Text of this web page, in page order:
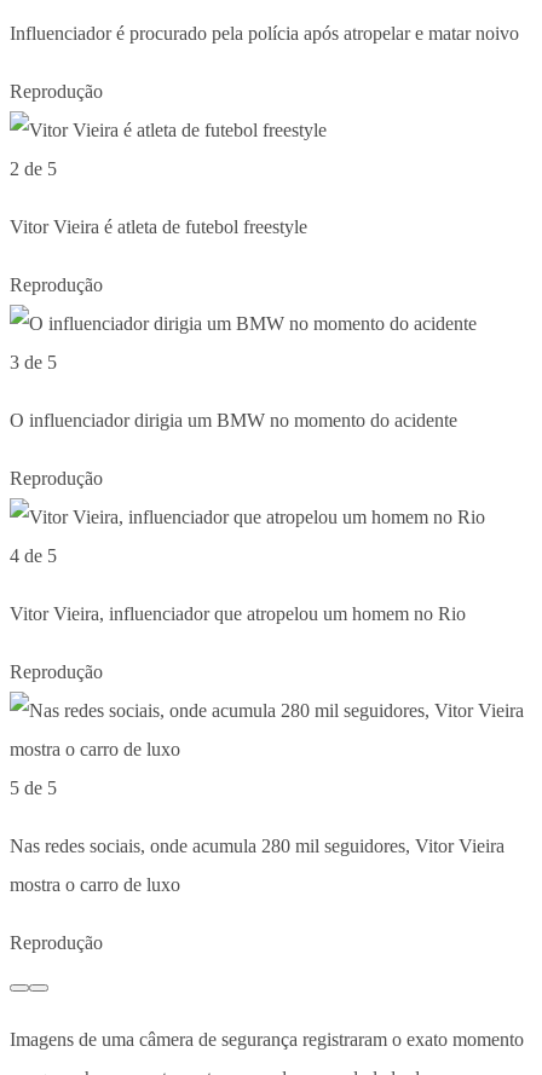
Influenciador é procurado pela polícia após atropelar e matar noivo
Reprodução
2 de 5
Vitor Vieira é atleta de futebol freestyle
Reprodução
3 de 5
O influenciador dirigia um BMW no momento do acidente
Reprodução
4 de 5
Vitor Vieira, influenciador que atropelou um homem no Rio
Reprodução
5 de 5
Nas redes sociais, onde acumula 280 mil seguidores, Vitor Vieira
mostra o carro de luxo
Reprodução
Imagens de uma câmera de segurança registraram o exato momento